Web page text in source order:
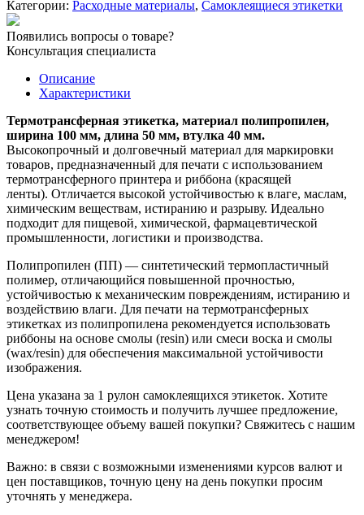
ПП
100х50
мм/1000
шт.
Категории: Расходные материалы, Самоклеящиеся этикетки
Появились вопросы о товаре?
Консультация специалиста
Описание
Характеристики
Термотрансферная этикетка, материал полипропилен,
ширина 100 мм, длина 50 мм, втулка 40 мм.
Высокопрочный и долговечный материал для маркировки
товаров, предназначенный для печати с использованием
термотрансферного принтера и риббона (красящей
ленты). Отличается высокой устойчивостью к влаге, маслам,
химическим веществам, истиранию и разрыву. Идеально
подходит для пищевой, химической, фармацевтической
промышленности, логистики и производства.
Полипропилен (ПП) — синтетический термопластичный
полимер, отличающийся повышенной прочностью,
устойчивостью к механическим повреждениям, истиранию и
воздействию влаги. Для печати на термотрансферных
этикетках из полипропилена рекомендуется использовать
риббоны на основе смолы (resin) или смеси воска и смолы
(wax/resin) для обеспечения максимальной устойчивости
изображения.
Цена указана за 1 рулон самоклеящихся этикеток. Хотите
узнать точную стоимость и получить лучшее предложение,
соответствующее объему вашей покупки? Свяжитесь с нашим
менеджером!
Важно: в связи с возможными изменениями курсов валют и
цен поставщиков, точную цену на день покупки просим
уточнять у менеджера.